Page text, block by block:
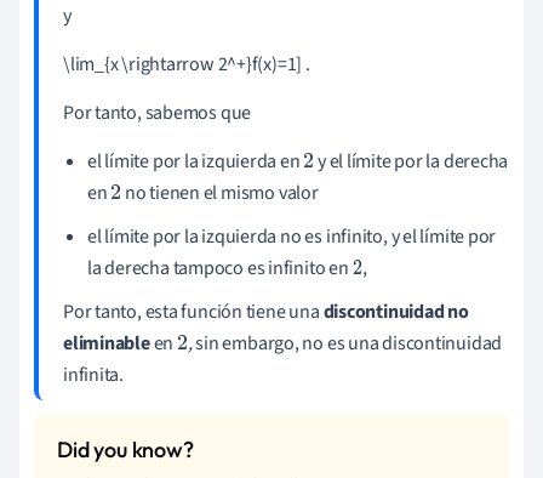
y
\lim_{x \rightarrow 2^+}f(x)=1] .
Por tanto, sabemos que
el límite por la izquierda en2y el límite por la derecha
en2 no tienen el mismo valor
el límite por la izquierda no es infinito, y el límite por
la derecha tampoco es infinito en2,
Por tanto, esta función tiene unadiscontinuidad no
eliminableen 2,sin embargo, no es una discontinuidad
infinita.